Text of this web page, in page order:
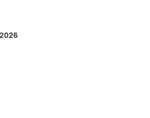
2026